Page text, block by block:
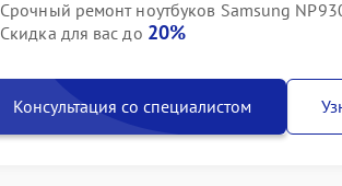
Срочный ремонт ноутбуков Samsung
Скидка для вас до 20%
Консультация со специалистом